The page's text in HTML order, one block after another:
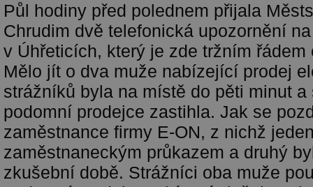
Půl hodiny před polednem přijala
Chrudim dvě telefonická upozornění
v Úhřeticích, který je zde tržním řádem
Mělo jít o dva muže nabízející prodej
strážníků byla na místě do pěti minut a
podomní prodejce zastihla. Jak se
zaměstnance firmy E-ON, z nichž
zaměstnaneckým průkazem a druhý
zkušební době. Strážníci oba muže